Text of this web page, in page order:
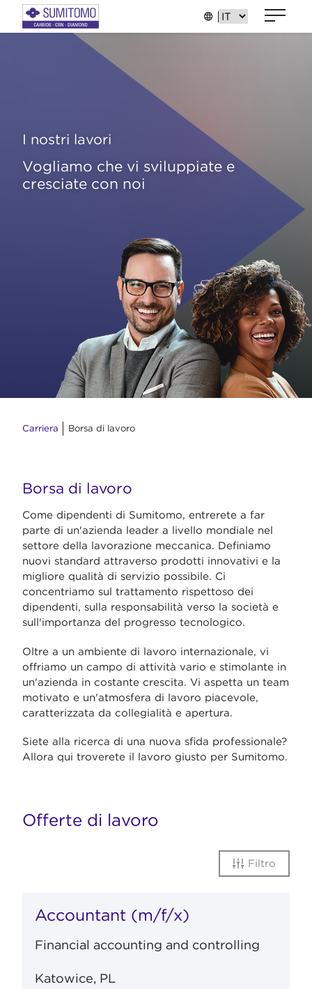
I nostri lavori
Vogliamo che vi sviluppiate e
cresciate con noi
Carriera Borsa di lavoro
Borsa di lavoro
Come dipendenti di Sumitomo, entrerete a far
parte di un'azienda leader a livello mondiale nel
settore della lavorazione meccanica. Definiamo
nuovi standard attraverso prodotti innovativi e la
migliore qualità di servizio possibile. Ci
concentriamo sul trattamento rispettoso dei
dipendenti, sulla responsabilità verso la società e
sull'importanza del progresso tecnologico.
Oltre a un ambiente di lavoro internazionale, vi
offriamo un campo di attività vario e stimolante in
un'azienda in costante crescita. Vi aspetta un team
motivato e un'atmosfera di lavoro piacevole,
caratterizzata da collegialità e apertura.
Siete alla ricerca di una nuova sfida professionale?
Allora qui troverete il lavoro giusto per Sumitomo.
Offerte di lavoro
Filtro
Accountant (m/f/x)
Financial accounting and controlling
Katowice, PL